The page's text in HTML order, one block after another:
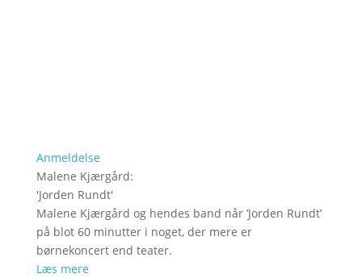
Anmeldelse
Malene Kjærgård:
'Jorden Rundt'
Malene Kjærgård og hendes band når ’Jorden Rundt’
på blot 60 minutter i noget, der mere er
børnekoncert end teater.
Læs mere